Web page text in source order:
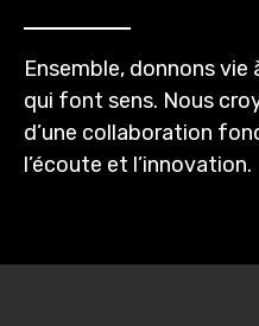
Ensemble, donnons
qui font sens. Nous
d’une collaboration
l’écoute et l’innovation.